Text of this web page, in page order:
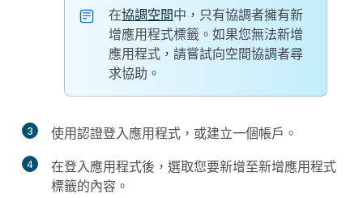
在協調空間中，只有協調者擁有新
增應用程式標籤。如果您無法新增
應用程式，請嘗試向空間協調者尋
求協助。
3 使用認證登入應用程式，或建立一個帳戶。
4 在登入應用程式後，選取您要新增至新增應用程式
標籤的內容。